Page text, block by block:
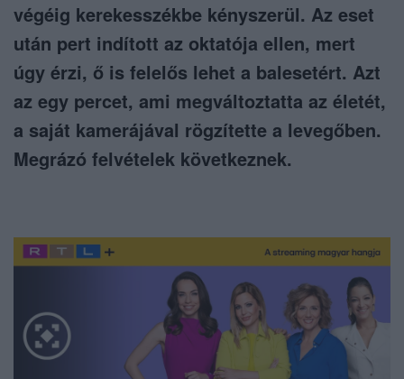
végéig kerekesszékbe kényszerül. Az eset
után pert indított az oktatója ellen, mert
úgy érzi, ő is felelős lehet a balesetért. Azt
az egy percet, ami megváltoztatta az életét,
a saját kamerájával rögzítette a levegőben.
Megrázó felvételek következnek.